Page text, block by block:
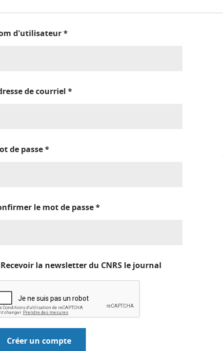
d'utilisateur*
de courriel *
de passe*
le mot de passe*
Recevoir la newsletter du CNRS le journal